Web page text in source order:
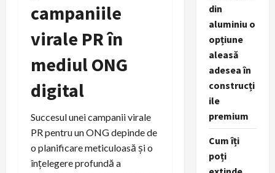
campaniile
virale PR în
mediul ONG
digital
Succesul unei campanii virale
PR pentru un ONG depinde de
o planificare meticuloasă și o
înțelegere profundă a
din
aluminiu o
opțiune
aleasă
adesea în
construcți
ile
premium
Cum îți
poți